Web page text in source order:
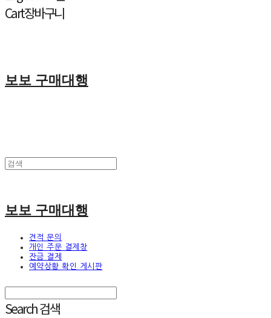
Cart장바구니
보보 구매대행
보보 구매대행
견적 문의
개인 주문 결제창
잔금 결제
예약상황 확인 게시판
Search검색